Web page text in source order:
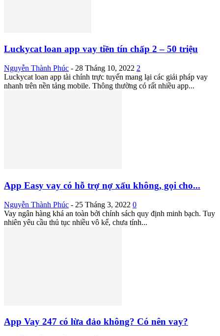
Luckycat loan app vay tiền tín chấp 2 – 50 triệu
Nguyễn Thành Phúc - 28 Tháng 10, 2022 2
Luckycat loan app tài chính trực tuyến mang lại các giải pháp vay
nhanh trên nền tảng mobile. Thông thường có rất nhiều app...
App Easy vay có hỗ trợ nợ xấu không, gọi cho...
Nguyễn Thành Phúc - 25 Tháng 3, 2022 0
Vay ngân hàng khá an toàn bởi chính sách quy định minh bạch. Tuy
nhiên yêu cầu thủ tục nhiều vô kể, chưa tính...
App Vay 247 có lừa đảo không? Có nên vay?